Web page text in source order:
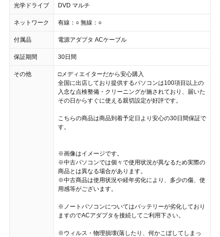
光学ドライブ DVD マルチ
ネットワーク 有線：○ 無線：○
付属品 電源アダプタ ACケーブル
保証期間 30日間
その他
□メディエイターだから安心購入
全国に出店しており提供するパソコンは100項目以上の
入念な点検整備・クリーニングが施されており、届いた
その日からすぐに使える親切設定が好評です。
こちらの商品は商品到着予定日より安心の30日間保証で
す。
※画像はイメージです。
※中古パソコンでは個々で使用状況が異なるため実際の
商品とは異なる場合があります。
※中古商品は使用状況や経年劣化により、多少の傷、使
用感等がございます。
※ノートパソコンについてはバッテリーが劣化しており
ますのでACアダプタを接続してご利用下さい。
※ウィルス・物理損壊(落したり、何かこぼしてしまっ